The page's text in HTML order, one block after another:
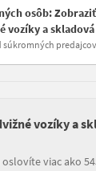
osôb:
vozíky a
súkromných
vozíky a
viac ako